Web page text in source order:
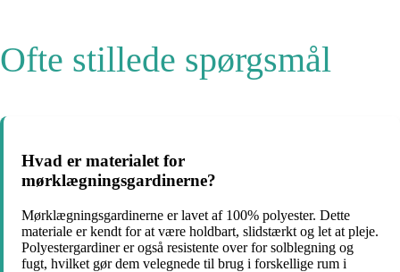
Ofte stillede spørgsmål
Hvad er materialet for
mørklægningsgardinerne?
Mørklægningsgardinerne er lavet af 100% polyester. Dette
materiale er kendt for at være holdbart, slidstærkt og let at pleje.
Polyestergardiner er også resistente over for solblegning og
fugt, hvilket gør dem velegnede til brug i forskellige rum i